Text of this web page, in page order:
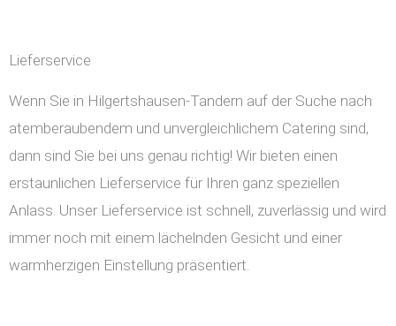
Lieferservice
Wenn Sie in Hilgertshausen-Tandern auf der Suche nach
atemberaubendem und unvergleichlichem Catering sind,
dann sind Sie bei uns genau richtig! Wir bieten einen
erstaunlichen Lieferservice für Ihren ganz speziellen
Anlass. Unser Lieferservice ist schnell, zuverlässig und wird
immer noch mit einem lächelnden Gesicht und einer
warmherzigen Einstellung präsentiert.